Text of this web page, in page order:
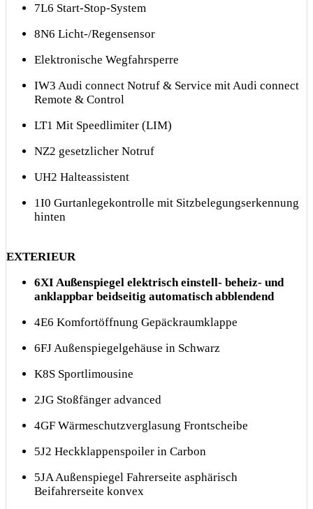
7L6 Start-Stop-System
8N6 Licht-/Regensensor
Elektronische Wegfahrsperre
IW3 Audi connect Notruf & Service mit Audi connect
Remote & Control
LT1 Mit Speedlimiter (LIM)
NZ2 gesetzlicher Notruf
UH2 Halteassistent
1I0 Gurtanlegekontrolle mit Sitzbelegungserkennung
hinten
EXTERIEUR
6XI Außenspiegel elektrisch einstell- beheiz- und
anklappbar beidseitig automatisch abblendend
4E6 Komfortöffnung Gepäckraumklappe
6FJ Außenspiegelgehäuse in Schwarz
K8S Sportlimousine
2JG Stoßfänger advanced
4GF Wärmeschutzverglasung Frontscheibe
5J2 Heckklappenspoiler in Carbon
5JA Außenspiegel Fahrerseite asphärisch
Beifahrerseite konvex